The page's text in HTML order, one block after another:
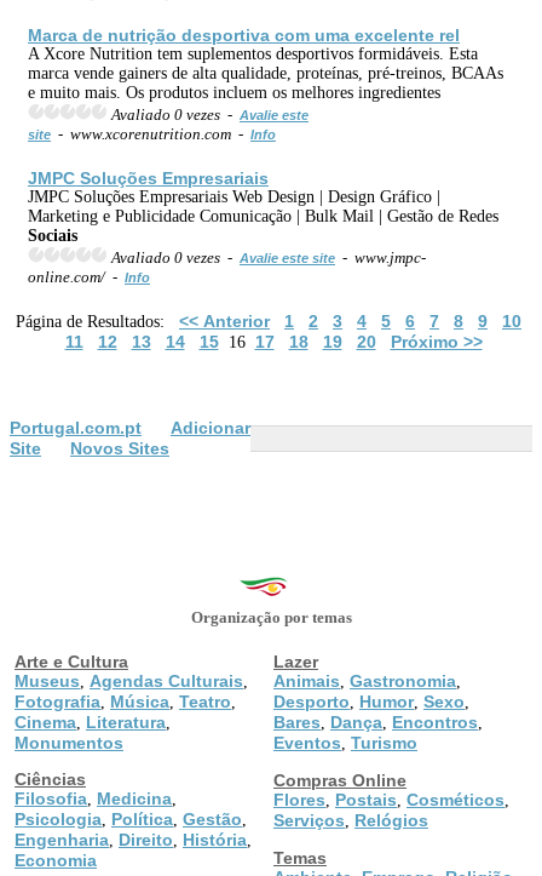
Marca de nutrição desportiva com uma excelente rel
A Xcore Nutrition tem suplementos desportivos formidáveis. Esta
marca vende gainers de alta qualidade, proteínas, pré-treinos, BCAAs
e muito mais. Os produtos incluem os melhores ingredientes
Avaliado 0 vezes - Avalie este
site - www.xcorenutrition.com - Info
JMPC Soluções Empresariais
JMPC Soluções Empresariais Web Design | Design Gráfico |
Marketing e Publicidade Comunicação | Bulk Mail | Gestão de Redes
Sociais
Avaliado 0 vezes - Avalie este site - www.jmpc-
online.com/ - Info
Página de Resultados: << Anterior 1 2 3 4 5 6 7 8 9
10
11
12 13 14 1516 17 18 19 20 Próximo >>
Portugal.com.pt
Adicionar
Site
Novos Sites
Organização por temas
Arte e Cultura
Museus
Agendas Culturais
Fotografia Música Teatro
Cinema Literatura
Monumentos
Ciências
Filosofia Medicina
Psicologia Política Gestão
Engenharia Direito História
Economia
Lazer
Animais Gastronomia
Desporto Humor, Sexo
Bares Dança Encontros
Eventos Turismo
Compras Online
Flores
Postais Cosméticos
Serviços
Relógios
Temas